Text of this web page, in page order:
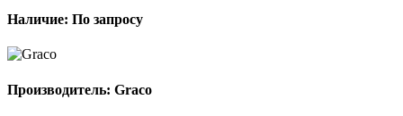
Наличие: По запросу
Производитель: Graco